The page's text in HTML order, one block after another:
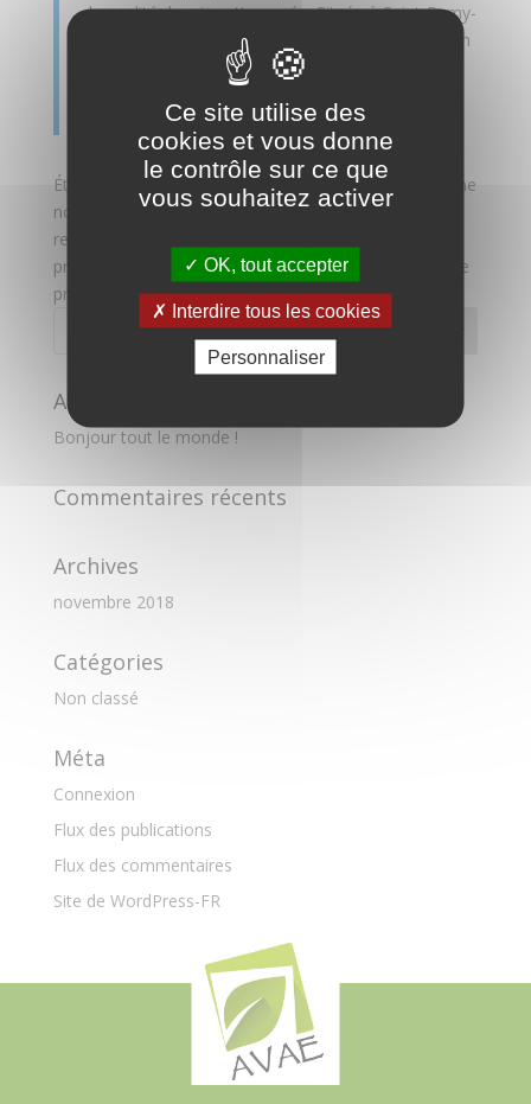
de qualité depuis cette année. Située à Saint-Remy-
en-Bouzemont-Saint-Genest-et-Isson, 123 Machin
Truc emploie 2 000 personnes, et fabrique toutes
bouzemontoise.
Étant donné que vous êtes un nouvel utilisateur ou une
nouvelle utilisatrice de WordPress, vous devriez vous
rendre sur votre
présente page, et créer de nouvelles pages avec votre
propre contenu. Amusez-vous bien !
Articles récents
Bonjour tout le monde !
Commentaires récents
Archives
novembre 2018
Catégories
Non classé
Méta
Connexion
Flux des publications
Flux des commentaires
Site de WordPress-FR
Ce site utilise des
cookies et vous donne
le contrôle sur ce que
vous souhaitez activer
OK, tout accepter
Interdire tous les cookies
Personnaliser